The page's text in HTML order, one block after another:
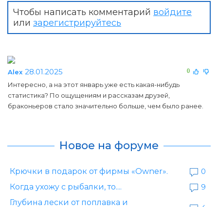
Чтобы написать комментарий войдите
или зарегистрируйтесь
0
Alex 28.01.2025
Интересно, а на этот январь уже есть какая-нибудь
статистика? По ощущениям и рассказам друзей,
браконьеров стало значительно больше, чем было ранее.
Новое на форуме
Крючки в подарок от фирмы «Owner».
0
Когда ухожу с рыбалки, то....
9
Глубина лески от поплавка и